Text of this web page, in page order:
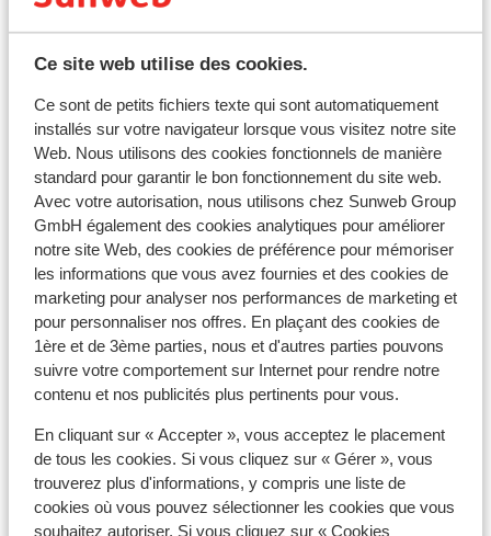
Ce site web utilise des cookies.
Ce sont de petits fichiers texte qui sont automatiquement
installés sur votre navigateur lorsque vous visitez notre site
Web. Nous utilisons des cookies fonctionnels de manière
standard pour garantir le bon fonctionnement du site web.
Avec votre autorisation, nous utilisons chez Sunweb Group
GmbH également des cookies analytiques pour améliorer
notre site Web, des cookies de préférence pour mémoriser
les informations que vous avez fournies et des cookies de
marketing pour analyser nos performances de marketing et
pour personnaliser nos offres. En plaçant des cookies de
1ère et de 3ème parties, nous et d'autres parties pouvons
suivre votre comportement sur Internet pour rendre notre
contenu et nos publicités plus pertinents pour vous.
En cliquant sur « Accepter », vous acceptez le placement
de tous les cookies. Si vous cliquez sur « Gérer », vous
trouverez plus d'informations, y compris une liste de
cookies où vous pouvez sélectionner les cookies que vous
souhaitez autoriser. Si vous cliquez sur « Cookies
France, sauf sur les îles Canaries (-1h).
Langue
La langue officielle est l’espagnol.
Monnaie
La monnaie officielle est l’euro. Il est possible de payer
par carte bancaire en Espagne et aux îles Canaries.
Pourboires
Il est habituel en Espagne de donner 5% à 10% de
pourboires.
Comme dans la majorité des pays en Europe, la tension
varie entre 220 et 240 V. Un
transformateur/adaptateur n'est pas nécessaire.